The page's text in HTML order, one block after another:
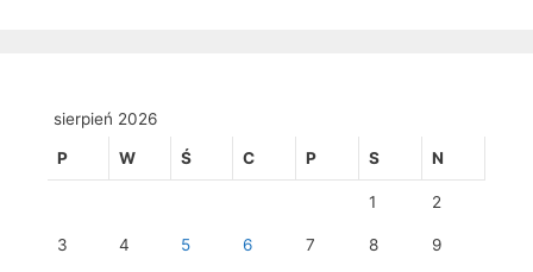
sierpień 2026
P W Ś C P S N
1 2
3 4 5 6 7 8 9